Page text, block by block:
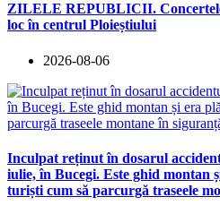
ZILELE REPUBLICII.
loc în centrul Ploieștiului
2026-08-06
Inculpat reținut în dosarul
iulie, în Bucegi. Este ghid montan
turiști cum să parcurgă traseele